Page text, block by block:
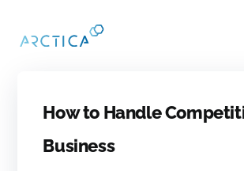
How to Handle
Business